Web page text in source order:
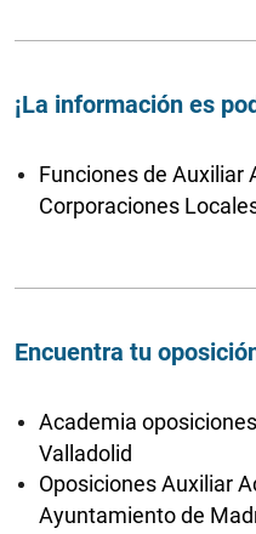
¡La información es
Funciones de Auxiliar
Corporaciones
Encuentra tu
Academia
Valladolid
Oposiciones Auxiliar
Ayuntamiento de